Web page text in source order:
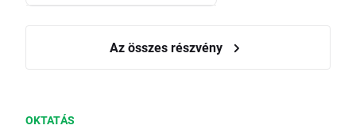
Az összes részvény
OKTATÁS